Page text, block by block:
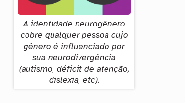
A identidade neurogênero
cobre qualquer pessoa cujo
gênero é influenciado por
sua neurodivergência
(autismo, déficit de atenção,
dislexia, etc).